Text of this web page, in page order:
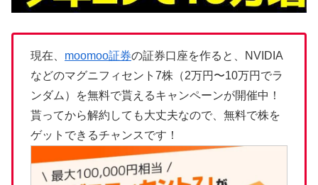
現在、 moomoo証券の証券口座を作ると、NVIDIA
などのマグニフィセント7株（2万円〜10万円でラ
ンダム）を無料で貰えるキャンペーンが開催中！
貰ってから解約しても大丈夫なので、無料で株を
ゲットできるチャンスです！